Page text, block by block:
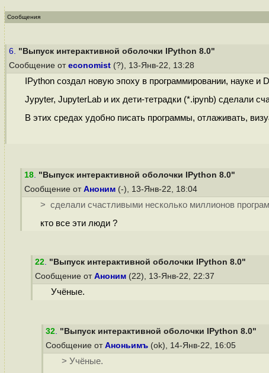
Сообщения
6. "Выпуск интерактивной оболочки IPython 8.0"
Сообщение от economist (?), 13-Янв-22, 13:28
IPython создал новую эпоху в программировании, науке и
Jypyter, JupyterLab и их дети-тетрадки (*.ipynb) сделали
В этих средах удобно писать программы, отлаживать,
18. "Выпуск интерактивной оболочки IPython 8.0"
Сообщение от Аноним (-), 13-Янв-22, 18:04
> сделали счастливыми несколько миллионов
кто все эти люди ?
22. "Выпуск интерактивной оболочки IPython 8.0"
Сообщение от Аноним (22), 13-Янв-22, 22:37
Учёные.
32. "Выпуск интерактивной оболочки IPython 8.0"
Сообщение от Аноньимъ (ok), 14-Янв-22, 16:05
> Учёные.